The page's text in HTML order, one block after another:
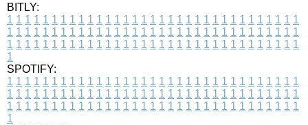
BITLY:
1 1 1 1 1 1 1 1 1 1 1 1 1 1 1 1 1 1 1 1 1 1 1 1 1 1 1 1 1 1 1 1 1
1 1 1 1 1 1 1 1 1 1 1 1 1 1 1 1 1 1 1 1 1 1 1 1 1 1 1 1 1 1 1 1 1
1 1 1 1 1 1 1 1 1 1 1 1 1 1 1 1 1 1 1 1 1 1 1 1 1 1 1 1 1 1 1 1 1
1
SPOTIFY:
1 1 1 1 1 1 1 1 1 1 1 1 1 1 1 1 1 1 1 1 1 1 1 1 1 1 1 1 1 1 1 1 1
1 1 1 1 1 1 1 1 1 1 1 1 1 1 1 1 1 1 1 1 1 1 1 1 1 1 1 1 1 1 1 1 1
1 1 1 1 1 1 1 1 1 1 1 1 1 1 1 1 1 1 1 1 1 1 1 1 1 1 1 1 1 1 1 1 1
1